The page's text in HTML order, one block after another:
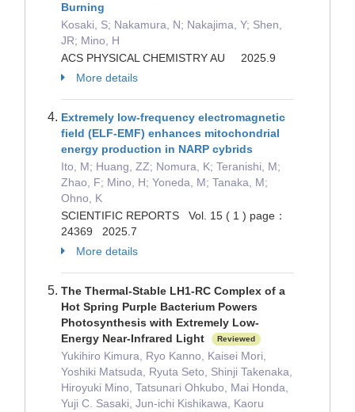
Burning
Kosaki, S; Nakamura, N; Nakajima, Y; Shen,
JR; Mino, H
ACS PHYSICAL CHEMISTRY AU 2025.9
More details
Extremely low-frequency electromagnetic
field (ELF-EMF) enhances mitochondrial
energy production in NARP cybrids
Ito, M; Huang, ZZ; Nomura, K; Teranishi, M;
Zhao, F; Mino, H; Yoneda, M; Tanaka, M;
Ohno, K
SCIENTIFIC REPORTS Vol. 15 ( 1 ) page：
24369 2025.7
More details
The Thermal-Stable LH1-RC Complex of a
Hot Spring Purple Bacterium Powers
Photosynthesis with Extremely Low-
Energy Near-Infrared Light
Reviewed
Yukihiro Kimura, Ryo Kanno, Kaisei Mori,
Yoshiki Matsuda, Ryuta Seto, Shinji Takenaka,
Hiroyuki Mino, Tatsunari Ohkubo, Mai Honda,
Yuji C. Sasaki, Jun-ichi Kishikawa, Kaoru